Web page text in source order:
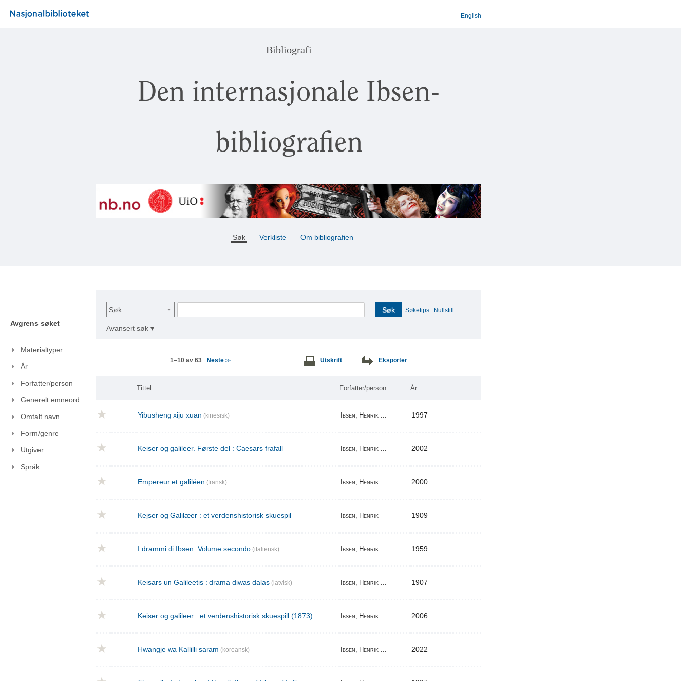
English
Bibliografi
Den internasjonale Ibsen-
bibliografien
Søk Verkliste Om bibliografien
Avgrens søket
Materialtyper
År
Forfatter/person
Generelt emneord
Omtalt navn
Form/genre
Utgiver
Språk
Søk Søk Søketips Nullstill
Avansert søk ▾
1–10 av 63 Neste>> Utskrift Eksporter
Tittel Forfatter/person År
Yibusheng xiju xuan (kinesisk) Ibsen, Henrik ... 1997
Keiser og galileer. Første del : Caesars frafall Ibsen, Henrik ... 2002
Empereur et galiléen (fransk) Ibsen, Henrik ... 2000
Kejser og Galilæer : et verdenshistorisk skuespil Ibsen, Henrik 1909
I drammi di Ibsen. Volume secondo (italiensk) Ibsen, Henrik ... 1959
Keisars un Galileetis : drama diwas dalas (latvisk) Ibsen, Henrik ... 1907
Keiser og galileer : et verdenshistorisk skuespill (1873) Ibsen, Henrik ... 2006
Hwangje wa Kallilli saram (koreansk) Ibsen, Henrik ... 2022